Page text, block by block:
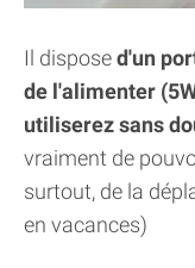
Il disposed'un
de l'alimenter
utiliserez sans
vraiment de
surtout, de la
en vacances)